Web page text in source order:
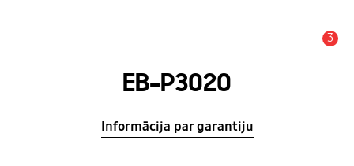
3
EB-P3020
Informācija par garantiju